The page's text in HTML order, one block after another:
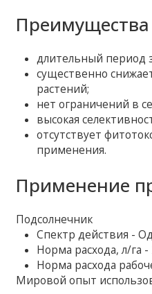
длительный период
существенно
растений;
нет ограничений в
высокая
отсутствует
применения.
Применение
Подсолнечник
Спектр действия -
Норма расхода, л/га -
Норма расхода
Мировой опыт